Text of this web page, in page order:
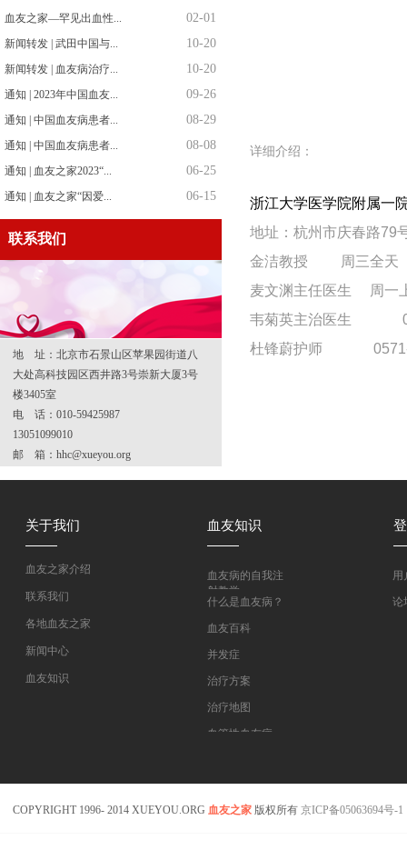
血友之家—罕见出血性... 02-01
新闻转发 | 武田中国与... 10-20
新闻转发 | 血友病治疗... 10-20
通知 | 2023年中国血友... 09-26
通知 | 中国血友病患者... 08-29
通知 | 中国血友病患者... 08-08
通知 | 血友之家2023“... 06-25
通知 | 血友之家“因爱... 06-15
联系我们
地 址：北京市石景山区苹果园街道八
大处高科技园区西井路3号崇新大厦3号
楼3405室
电 话：010-59425987
13051099010
邮 箱：hhc@xueyou.org
详细介绍：
浙江大学医学院附属
地址：杭州市庆春路79
金洁教授 周三全天
麦文渊主任医生 周
韦菊英主治医生
杜锋蔚护师 0571-
关于我们 血友知识
血友之家介绍
联系我们
各地血友之家
新闻中心
血友知识
血友病的自我注
射教学
什么是血友病？
血友百科
并发症
治疗方案
治疗地图
血管性血友病
用
论
COPYRIGHT 1996- 2014 XUEYOU.ORG 血友之家版权所有 京ICP备05063694号-1